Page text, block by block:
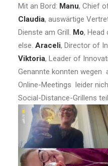
Mit an Bord: Manu, Chief
Claudia, auswärtige
Dienste am Grill. Mo, Head
else. Araceli, Director of
Viktoria, Leader of
Genannte konnten wegen
Online-Meetings leider
Social-Distance-Grillens